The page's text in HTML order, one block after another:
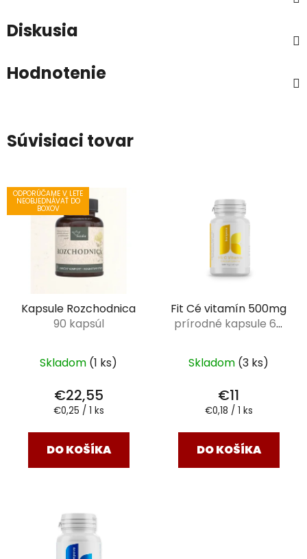
Diskusia
Hodnotenie
Súvisiaci tovar
ODPORÚČAME V LETE
NEOBJEDNÁVAŤ DO
BOXOV
Kapsule Rozchodnica
90 kapsúl
Skladom (1 ks)
€22,55
Jednotková
€0,25 / 1 ks
DO KOŠÍKA
Fit Cé vitamín 500mg
prírodné kapsule 60
Skladom (3 ks)
€11
Jednotková
€0,18 / 1 ks
DO KOŠÍKA